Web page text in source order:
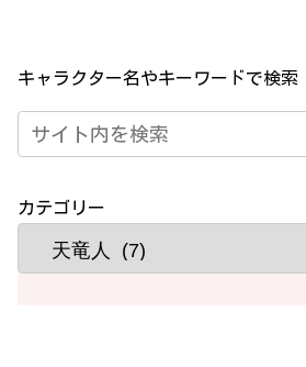
キャラクター名やキーワードで検索
カテゴリー